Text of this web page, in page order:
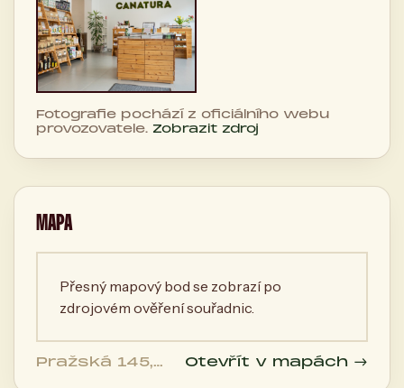
Fotografie pochází z oficiálního webu
provozovatele. Zobrazit zdroj
MAPA
Přesný mapový bod se zobrazí po
zdrojovém ověření souřadnic.
Pražská 145,
Otevřít v mapách →